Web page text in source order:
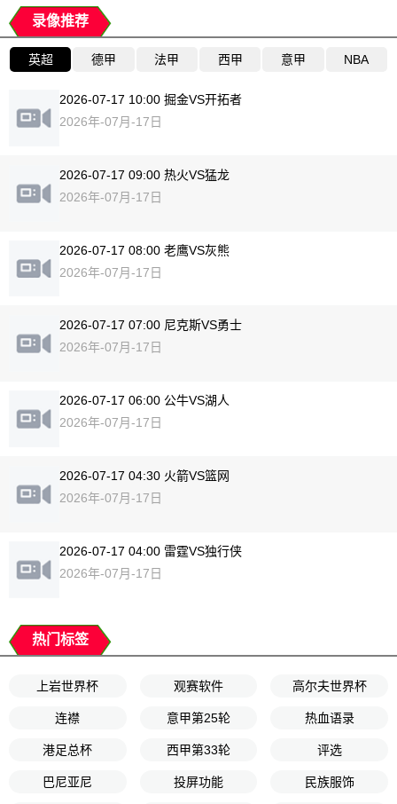
录像推荐
英超 德甲 法甲 西甲 意甲 NBA
2026-07-17 10:00 掘金VS开拓者
2026年-07月-17日
2026-07-17 09:00 热火VS猛龙
2026年-07月-17日
2026-07-17 08:00 老鹰VS灰熊
2026年-07月-17日
2026-07-17 07:00 尼克斯VS勇士
2026年-07月-17日
2026-07-17 06:00 公牛VS湖人
2026年-07月-17日
2026-07-17 04:30 火箭VS篮网
2026年-07月-17日
2026-07-17 04:00 雷霆VS独行侠
2026年-07月-17日
热门标签
上岩世界杯 观赛软件 高尔夫世界杯
连襟 意甲第25轮 热血语录
港足总杯 西甲第33轮 评选
巴尼亚尼 投屏功能 民族服饰